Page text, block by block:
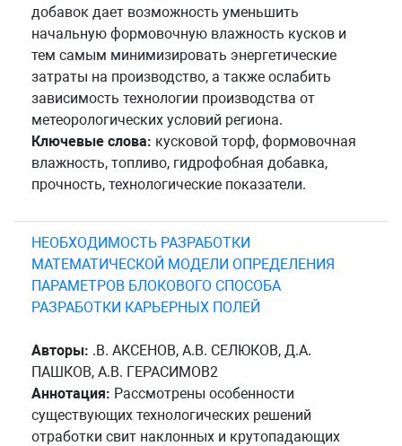
добавок дает возможность уменьшить
начальную формовочную влажность кусков и
тем самым минимизировать энергетические
затраты на производство, а также ослабить
зависимость технологии производства от
метеорологических условий региона.
Ключевые слова: кусковой торф, формовочная
влажность, топливо, гидрофобная добавка,
прочность, технологические показатели.
НЕОБХОДИМОСТЬ РАЗРАБОТКИ
МАТЕМАТИЧЕСКОЙ МОДЕЛИ ОПРЕДЕЛЕНИЯ
ПАРАМЕТРОВ БЛОКОВОГО СПОСОБА
РАЗРАБОТКИ КАРЬЕРНЫХ ПОЛЕЙ
Авторы: .В. АКСЕНОВ, А.В. СЕЛЮКОВ, Д.А.
ПАШКОВ, А.В. ГЕРАСИМОВ2
Аннотация: Рассмотрены особенности
существующих технологических решений
отработки свит наклонных и крутопадающих